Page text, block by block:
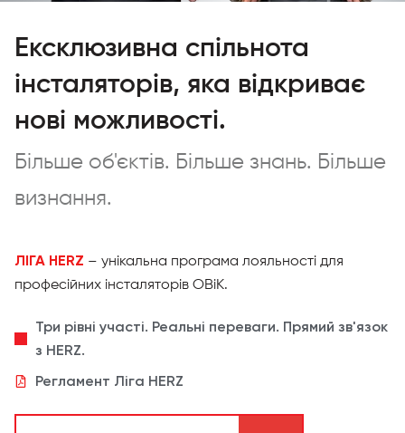
Ексклюзивна спільнота
інсталяторів, яка відкриває
нові можливості.
Більше об'єктів. Більше знань. Більше
визнання.
ЛІГА HERZ – унікальна програма лояльності для
професійних інсталяторів ОВіК.
Три рівні участі. Реальні переваги. Прямий зв'язок
з HERZ.
Регламент Ліга HERZ